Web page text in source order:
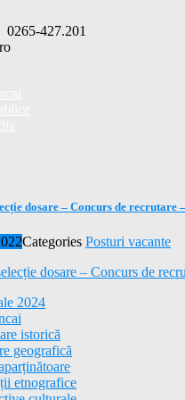
0265-427.201
dosare – Concurs de
Categories Posturi vacante
dosare – Concurs de
2024
istorică
geografică
etnografice